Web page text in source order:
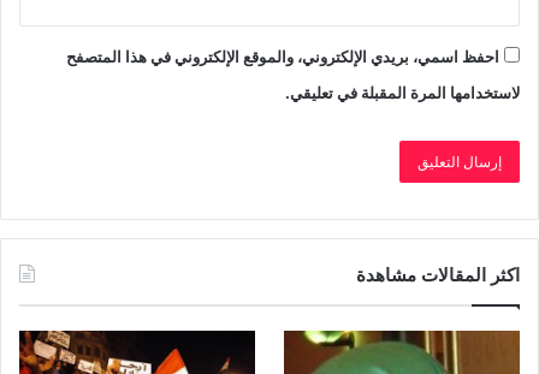
احفظ اسمي، بريدي الإلكتروني، والموقع الإلكتروني في هذا المتصفح
لاستخدامها المرة المقبلة في تعليقي.
اكثر المقالات مشاهدة